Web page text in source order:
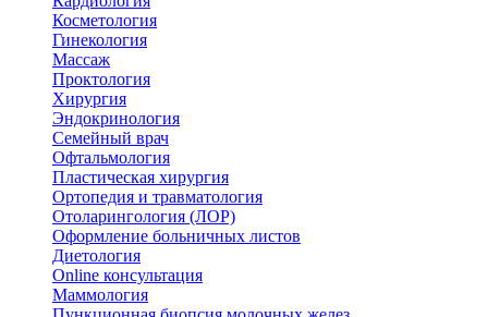
Косметология
Гинекология
Массаж
Проктология
Хирургия
Эндокринология
Семейный врач
Офтальмология
Пластическая хирургия
Ортопедия и травматология
Отоларингология (ЛОР)
Оформление больничных листов
Диетология
Online консультация
Маммология